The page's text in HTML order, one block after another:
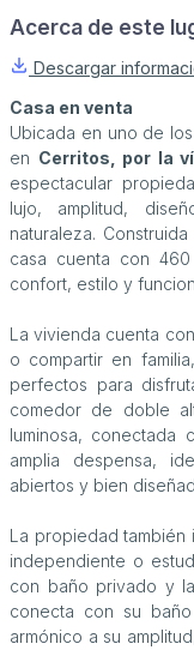
Acerca de este
Descargar
Casa en venta
Ubicada en uno de
en Cerritos, por la
espectacular
lujo, amplitud,
naturaleza.
casa cuenta con
confort, estilo y
La vivienda cuenta
o compartir en
perfectos para
comedor de doble
luminosa, conectada
amplia despensa,
abiertos y bien
La propiedad también
independiente o
con baño privado y
conecta con su
armónico a su